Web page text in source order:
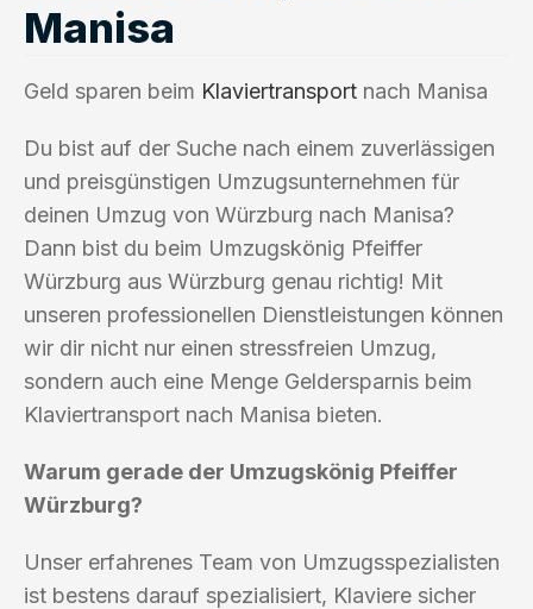
Manisa
Geld sparen beim Klaviertransport nach Manisa
Du bist auf der Suche nach einem zuverlässigen
und preisgünstigen Umzugsunternehmen für
deinen Umzug von Würzburg nach Manisa?
Dann bist du beim Umzugskönig Pfeiffer
Würzburg aus Würzburg genau richtig! Mit
unseren professionellen Dienstleistungen können
wir dir nicht nur einen stressfreien Umzug,
sondern auch eine Menge Geldersparnis beim
Klaviertransport nach Manisa bieten.
Warum gerade der Umzugskönig Pfeiffer
Würzburg?
Unser erfahrenes Team von Umzugsspezialisten
ist bestens darauf spezialisiert, Klaviere sicher